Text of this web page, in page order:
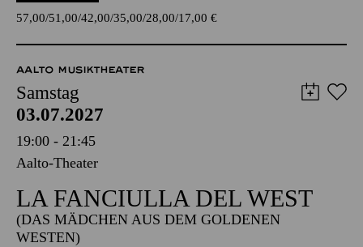
57,00 51,00 42,00 35,00 28,00 17,00 €
AALTO MUSIKTHEATER
Samstag
03.07.2027
19:00 - 21:45
Aalto-Theater
LA FANCIULLA DEL WEST
(DAS MÄDCHEN AUS DEM GOLDENEN
WESTEN)